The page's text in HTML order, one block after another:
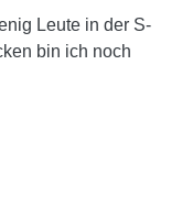
Leute in der S-
bin ich noch